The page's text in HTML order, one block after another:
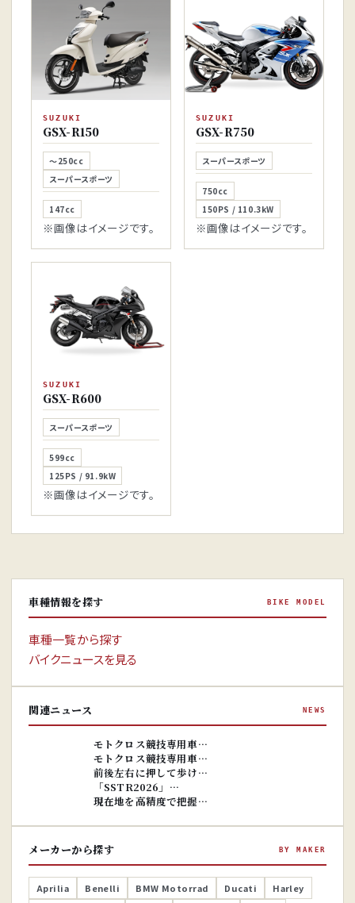
SUZUKI
GSX-R150
～250cc
スーパースポーツ
147cc
※画像はイメージです。
SUZUKI
GSX-R750
スーパースポーツ
750cc
150PS / 110.3kW
※画像はイメージです。
SUZUKI
GSX-R600
スーパースポーツ
599cc
125PS / 91.9kW
※画像はイメージです。
車種情報を探す BIKE MODEL
車種一覧から探す
バイクニュースを見る
関連ニュース NEWS
※画像はイ
モトクロス競技専用車…
モトクロス競技専用車…
前後左右に押して歩け…
「SSTR2026」…
現在地を高精度で把握…
メーカーから探す BY MAKER
Aprilia Benelli BMW Motorrad Ducati
Harley